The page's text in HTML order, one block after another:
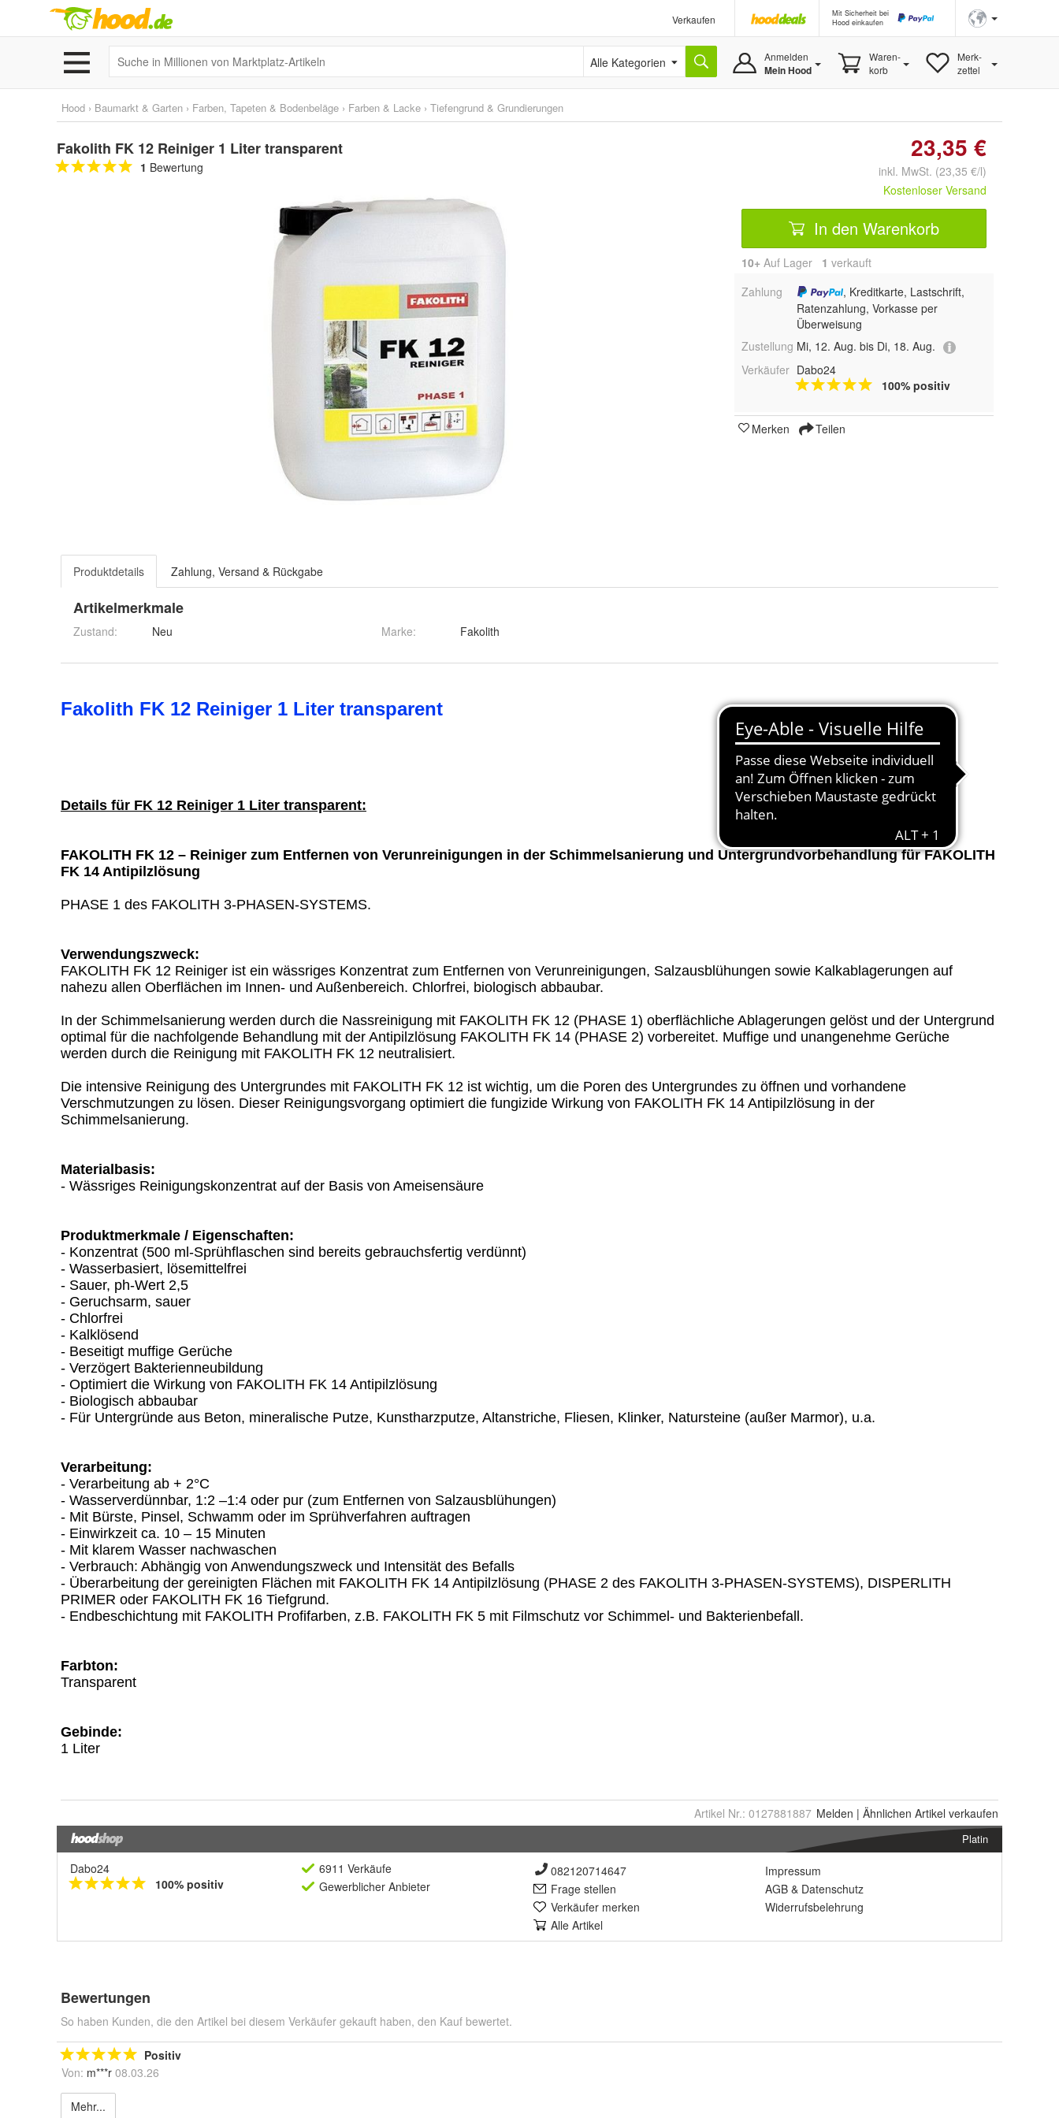
Verkaufen
Mit Sicherheit bei
Hood einkaufen
Alle Kategorien Anmelden
Mein Hood
Waren-
korb
Merk-
zettel
Hood › Baumarkt & Garten › Farben, Tapeten & Bodenbeläge › Farben & Lacke › Tiefengrund & Grundierungen
Fakolith FK 12 Reiniger 1 Liter transparent
1 Bewertung
23,35 €
inkl. MwSt. (23,35 €/l)
Kostenloser Versand
In den Warenkorb
10+ Auf Lager 1 verkauft
Zahlung
, Kreditkarte, Lastschrift,
Ratenzahlung, Vorkasse per
Überweisung
Zustellung Mi, 12. Aug. bis Di, 18. Aug.
Verkäufer Dabo24
100% positiv
Merken Teilen
Produktdetails Zahlung, Versand & Rückgabe
Artikelmerkmale
Zustand: Neu Marke: Fakolith
Artikel Nr.: 0127881887 Melden | Ähnlichen Artikel verkaufen
Platin
Dabo24
100% positiv
6911 Verkäufe
Gewerblicher Anbieter
082120714647
Frage stellen
Verkäufer merken
Alle Artikel
Impressum
AGB & Datenschutz
Widerrufsbelehrung
Bewertungen
So haben Kunden, die den Artikel bei diesem Verkäufer gekauft haben, den Kauf bewertet.
Positiv
Von: m***r 08.03.26
Mehr...